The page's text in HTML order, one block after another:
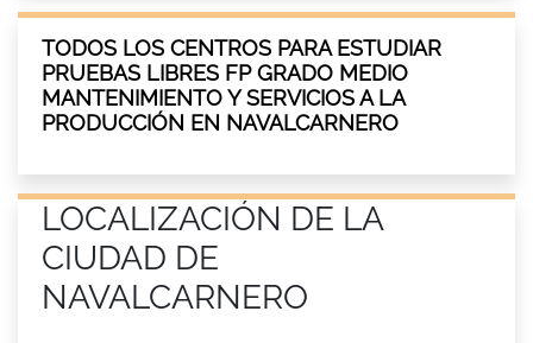
TODOS LOS CENTROS PARA ESTUDIAR
PRUEBAS LIBRES FP GRADO MEDIO
MANTENIMIENTO Y SERVICIOS A LA
PRODUCCIÓN EN NAVALCARNERO
LOCALIZACIÓN DE LA
CIUDAD DE
NAVALCARNERO